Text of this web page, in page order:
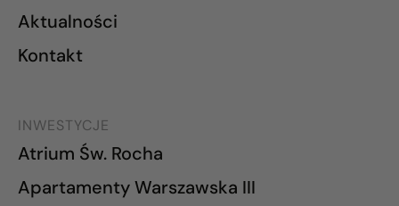
Aktualności
Kontakt
INWESTYCJE
Atrium Św. Rocha
Apartamenty Warszawska III